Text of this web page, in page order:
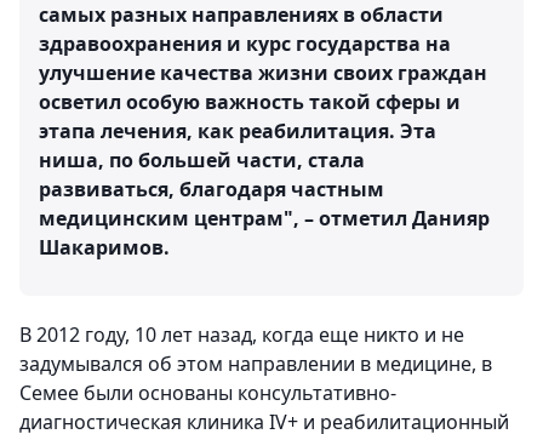
самых разных направлениях в области
здравоохранения и курс государства на
улучшение качества жизни своих граждан
осветил особую важность такой сферы и
этапа лечения, как реабилитация. Эта
ниша, по большей части, стала
развиваться, благодаря частным
медицинским центрам", – отметил Данияр
Шакаримов.
В 2012 году, 10 лет назад, когда еще никто и не
задумывался об этом направлении в медицине, в
Семее были основаны консультативно-
диагностическая клиника IV+ и реабилитационный